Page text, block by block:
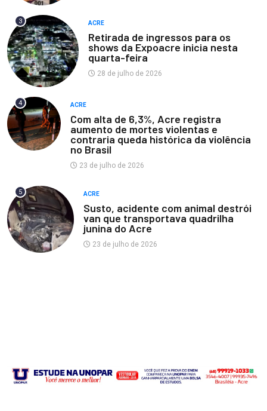
3 ACRE
Retirada de ingressos para os
shows da Expoacre inicia nesta
quarta-feira
28 de julho de 2026
4 ACRE
Com alta de 6,3%, Acre registra
aumento de mortes violentas e
contraria queda histórica da violência
no Brasil
23 de julho de 2026
5 ACRE
Susto, acidente com animal destrói
van que transportava quadrilha
junina do Acre
23 de julho de 2026